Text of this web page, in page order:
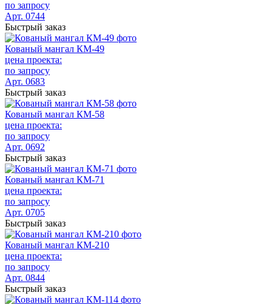
по запросу
Арт. 0744
Быстрый заказ
Кованый мангал КМ-49
цена проекта:
по запросу
Арт. 0683
Быстрый заказ
Кованый мангал КМ-58
цена проекта:
по запросу
Арт. 0692
Быстрый заказ
Кованый мангал КМ-71
цена проекта:
по запросу
Арт. 0705
Быстрый заказ
Кованый мангал КМ-210
цена проекта:
по запросу
Арт. 0844
Быстрый заказ